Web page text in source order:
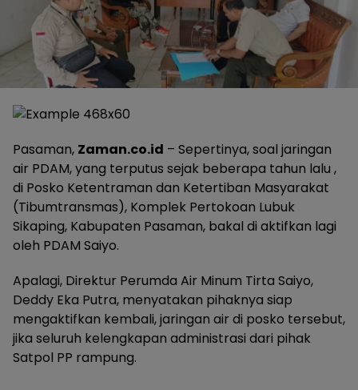
Pasaman, Zaman.co.id – Sepertinya, soal jaringan
air PDAM, yang terputus sejak beberapa tahun lalu ,
di Posko Ketentraman dan Ketertiban Masyarakat
(Tibumtransmas), Komplek Pertokoan Lubuk
Sikaping, Kabupaten Pasaman, bakal di aktifkan lagi
oleh PDAM Saiyo.
Apalagi, Direktur Perumda Air Minum Tirta Saiyo,
Deddy Eka Putra, menyatakan pihaknya siap
mengaktifkan kembali, jaringan air di posko tersebut,
jika seluruh kelengkapan administrasi dari pihak
Satpol PP rampung.